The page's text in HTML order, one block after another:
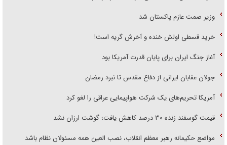
وزیر صمت عازم پاکستان شد
خرید قسطی اولش خنده و آخرش گریه است!
آغاز جنگ ایران برای پایان قدرت آمریکا بود
جولان عقابان ایرانی از دفاع مقدس تا نبرد رمضان
آمریکا تحریم‌های یک شرکت هواپیمایی عراقی را لغو کرد
قیمت گوسفند زنده ۳۰ درصد کاهش یافت؛ گوشت ارزان نشد
مواضع حکیمانه رهبر معظم انقلاب، نصب العین همه مسئولان نظام باشد